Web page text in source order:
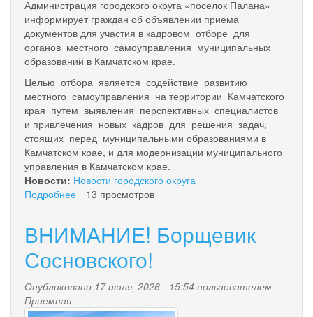
Администрация городского округа «поселок Палана»
информирует граждан об объявлении приема
документов для участия в кадровом отборе для
органов местного самоуправления муниципальных
образований в Камчатском крае.
Целью отбора является содействие развитию
местного самоуправления на территории Камчатского
края путем выявления перспективных специалистов
и привлечения новых кадров для решения задач,
стоящих перед муниципальными образованиями в
Камчатском крае, и для модернизации муниципального
управления в Камчатском крае.
Новости: Новости городского округа
Подробнее
для
местного
13 просмотров
ВНИМАНИЕ! Борщевик
Сосновского!
Опубликовано 17 июля, 2026 - 15:54 пользователем
Приемная